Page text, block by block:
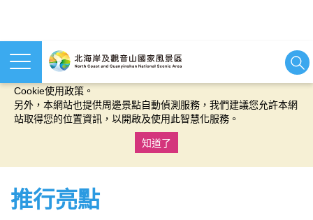
本網站使用cookies等相關技術以持續優化網站服務，並有助於為
Cookie使用政策。
另外，本網站也提供周邊景點自動偵測服務，我們建議您允許本網
站取得您的位置資訊，以開啟及使用此智慧化服務。
知道了
推行亮點